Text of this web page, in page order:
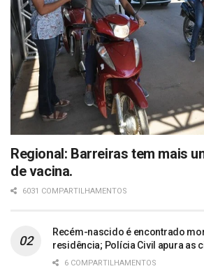
Regional: Barreiras tem mais
de vacina.
6031 COMPARTILHAMENTOS
Recém-nascido é encontrado
residência; Polícia Civil apura as
6 COMPARTILHAMENTOS